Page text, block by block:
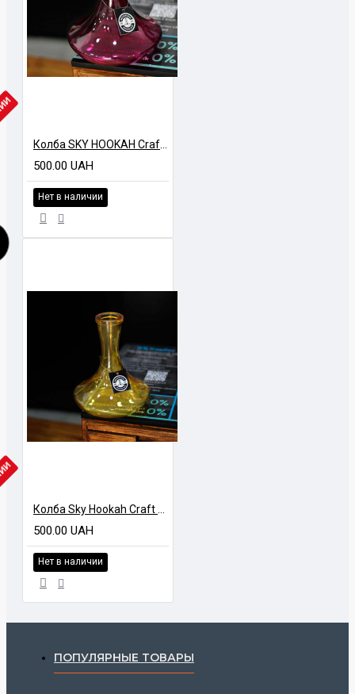
500.00 UAH
Нет в наличии
500.00 UAH
Нет в наличии
ПОПУЛЯРНЫЕ ТОВАРЫ